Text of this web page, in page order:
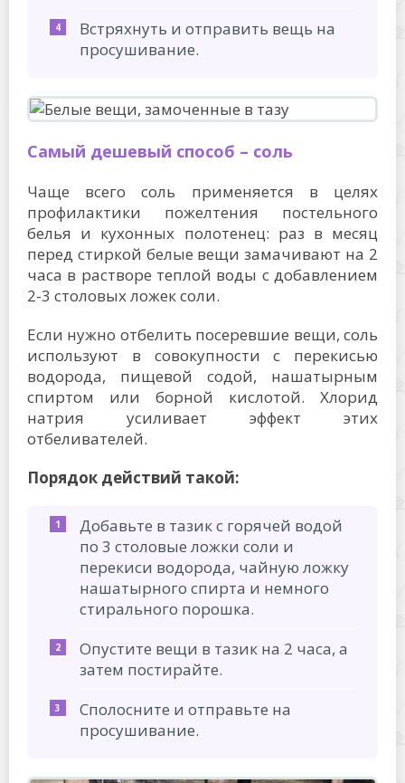
Встряхнуть и отправить вещь на
просушивание.
Самый дешевый способ – соль
Чаще всего соль применяется в целях
профилактики пожелтения постельного
белья и кухонных полотенец: раз в месяц
перед стиркой белые вещи замачивают на 2
часа в растворе теплой воды с добавлением
2-3 столовых ложек соли.
Если нужно отбелить посеревшие вещи, соль
используют в совокупности с перекисью
водорода, пищевой содой, нашатырным
спиртом или борной кислотой. Хлорид
натрия усиливает эффект этих
отбеливателей.
Порядок действий такой:
Добавьте в тазик с горячей водой
по 3 столовые ложки соли и
перекиси водорода, чайную ложку
нашатырного спирта и немного
стирального порошка.
Опустите вещи в тазик на 2 часа, а
затем постирайте.
Сполосните и отправьте на
просушивание.